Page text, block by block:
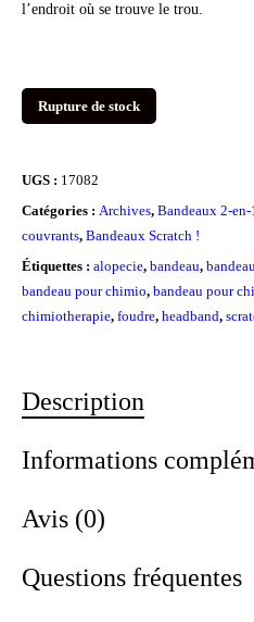
l’endroit où se trouve le trou.
Rupture de stock
UGS : 17082
Catégories : Archives, Bandeaux 2-en-
couvrants, Bandeaux Scratch !
Étiquettes : alopecie, bandeau,
bandeau pour chimio, bandeau pour
chimiotherapie, foudre, headband,
Description
Informations
Avis (0)
Questions fréquentes